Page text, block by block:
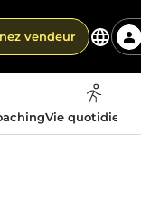
vendeur
Vie